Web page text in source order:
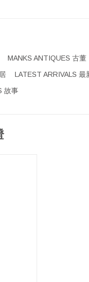
MANKS ANTIQUES 古董
LATEST ARRIVALS 最
故事